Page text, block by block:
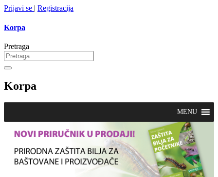
Prijavi se | Registracija
Korpa
Pretraga
Korpa
MENU